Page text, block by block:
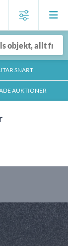
SNART
AUKTIONER